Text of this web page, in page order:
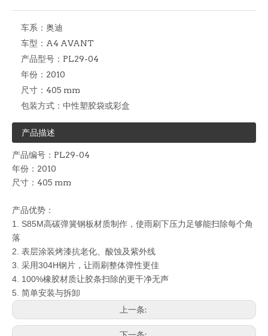
车系： 奥迪
车型： A4 AVANT
产品型号： PL29-04
年份： 2010
尺寸： 405 mm
包装方式： 中性塑胶袋或彩盒
产品描述
产品编号：PL29-04
年份：2010
尺寸：405 mm
产品优势：
1. S85M高碳弹簧钢板材质制作，使雨刷下压力足够能扫除每个角
落
2. 表层涂装烤漆抗老化、酸蚀及紫外线
3. 采用304H钢片，让雨刷整体弹性更佳
4. 100%橡胶材质让胶条扫除的更干净无声
5. 简单安装与拆卸
上一条: